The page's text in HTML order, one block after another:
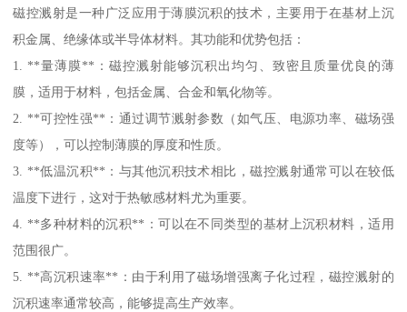
磁控溅射是一种广泛应用于薄膜沉积的技术，主要用于在基材上沉
积金属、绝缘体或半导体材料。其功能和优势包括：
1. **量薄膜**：磁控溅射能够沉积出均匀、致密且质量优良的薄
膜，适用于材料，包括金属、合金和氧化物等。
2. **可控性强**：通过调节溅射参数（如气压、电源功率、磁场强
度等），可以控制薄膜的厚度和性质。
3. **低温沉积**：与其他沉积技术相比，磁控溅射通常可以在较低
温度下进行，这对于热敏感材料尤为重要。
4. **多种材料的沉积**：可以在不同类型的基材上沉积材料，适用
范围很广。
5. **高沉积速率**：由于利用了磁场增强离子化过程，磁控溅射的
沉积速率通常较高，能够提高生产效率。